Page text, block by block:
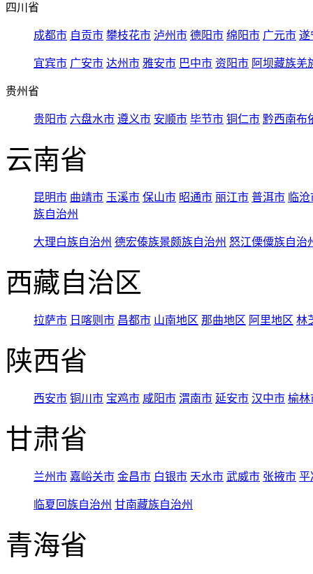
四川省
成都市 自贡市 攀枝花市 泸州市 德阳市 绵阳市 广元市 遂
宜宾市 广安市 达州市 雅安市 巴中市 资阳市 阿坝藏族羌
贵州省
贵阳市 六盘水市 遵义市 安顺市 毕节市 铜仁市 黔西南布
云南省
昆明市 曲靖市 玉溪市 保山市 昭通市 丽江市 普洱市 临
族自治州
大理白族自治州 德宏傣族景颇族自治州 怒江傈僳族自治
西藏自治区
拉萨市 日喀则市 昌都市 山南地区 那曲地区 阿里地区 林
陕西省
西安市 铜川市 宝鸡市 咸阳市 渭南市 延安市 汉中市 榆林
甘肃省
兰州市 嘉峪关市 金昌市 白银市 天水市 武威市 张掖市 平
临夏回族自治州 甘南藏族自治州
青海省